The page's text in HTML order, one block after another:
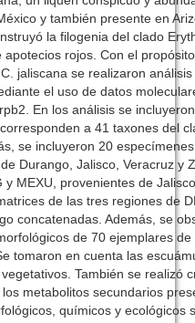
y también presente en
la filogenia del clado
apotecios rojos. Con el
jaliscana se realizaron
el uso de datos
En los análisis se
a 41 taxones del
se incluyeron 20
Durango, Jalisco, Veracruz y
y MEXU, provenientes de
de las tres regiones de
concatenadas. Además, se
de 70 ejemplares
tomaron en cuenta las
También se realizó
metabolitos secundarios
químicos y ecológicos